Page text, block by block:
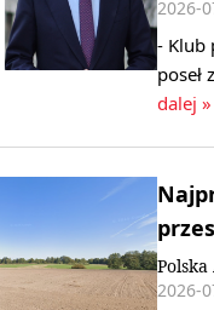
2026-
- Klub
poseł
dalej »
2026-